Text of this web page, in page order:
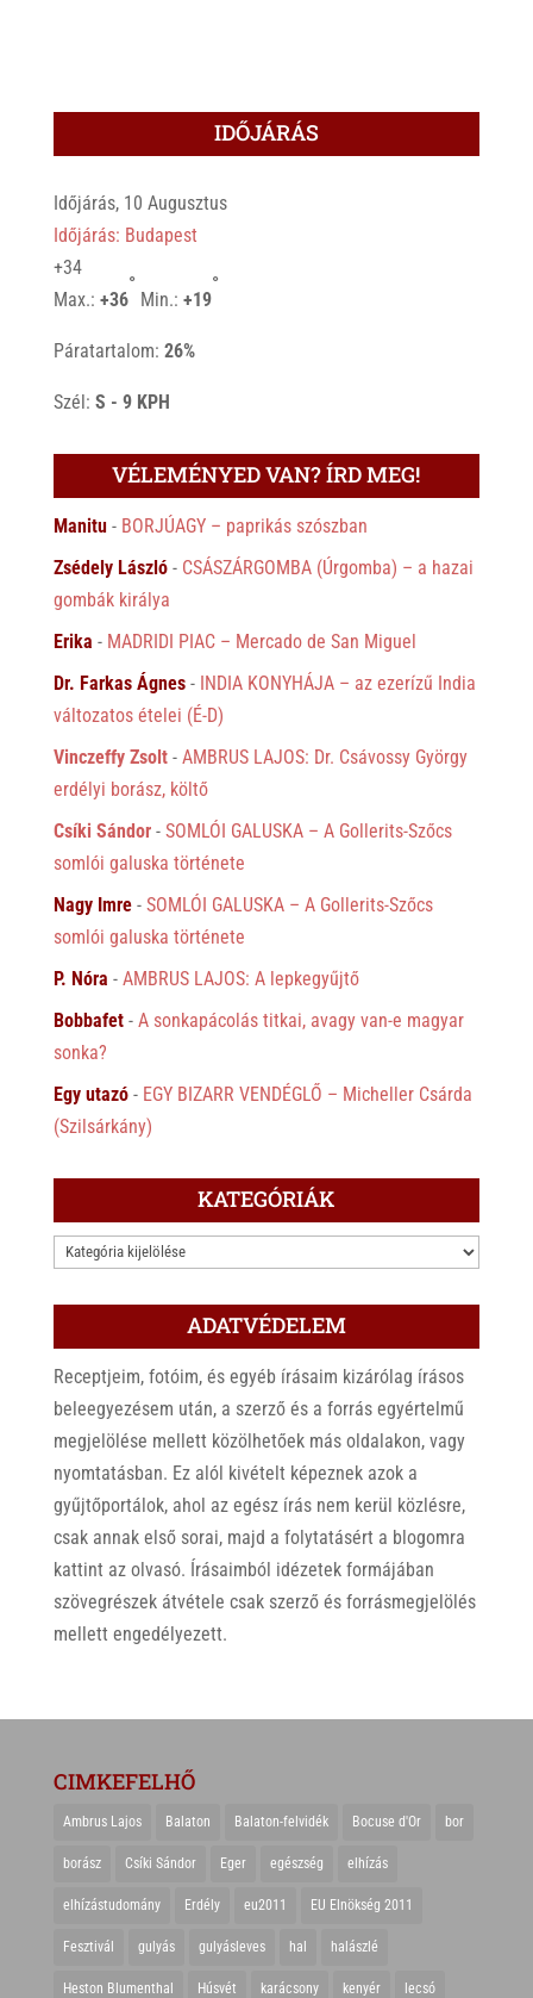
IDŐJÁRÁS
Időjárás, 10 Augusztus
Időjárás: Budapest
+34
Max.: +36
°
Min.: +19
°
Páratartalom: 26%
Szél: S - 9 KPH
VÉLEMÉNYED VAN? ÍRD MEG!
Manitu- BORJÚAGY – paprikás szószban
Zsédely László- CSÁSZÁRGOMBA (Úrgomba) – a hazai
gombák királya
Erika - MADRIDI PIAC – Mercado de San Miguel
Dr. Farkas Ágnes- INDIA KONYHÁJA – az ezerízű India
változatos ételei (É-D)
Vinczeffy Zsolt- AMBRUS LAJOS: Dr. Csávossy György
erdélyi borász, költő
Csíki Sándor- SOMLÓI GALUSKA – A Gollerits-Szőcs
somlói galuska története
Nagy Imre- SOMLÓI GALUSKA – A Gollerits-Szőcs
somlói galuska története
P. Nóra - AMBRUS LAJOS: A lepkegyűjtő
Bobbafet- A sonkapácolás titkai, avagy van-e magyar
sonka?
Egy utazó- EGY BIZARR VENDÉGLŐ – Micheller Csárda
(Szilsárkány)
KATEGÓRIÁK
KATEGÓRIÁK
ADATVÉDELEM
Receptjeim, fotóim, és egyéb írásaim kizárólag írásos
beleegyezésem után, a szerző és a forrás egyértelmű
megjelölése mellett közölhetőek más oldalakon, vagy
nyomtatásban. Ez alól kivételt képeznek azok a
gyűjtőportálok, ahol az egész írás nem kerül közlésre,
csak annak első sorai, majd a folytatásért a blogomra
kattint az olvasó. Írásaimból idézetek formájában
szövegrészek átvétele csak szerző és forrásmegjelölés
mellett engedélyezett.
CIMKEFELHŐ
Ambrus Lajos Balaton Balaton-felvidék Bocuse d'Or bor
borász Csíki Sándor Eger egészség elhízás
elhízástudomány Erdély eu2011 EU Elnökség 2011
Fesztivál gulyás gulyásleves hal halászlé
Heston Blumenthal Húsvét karácsony kenyér lecsó